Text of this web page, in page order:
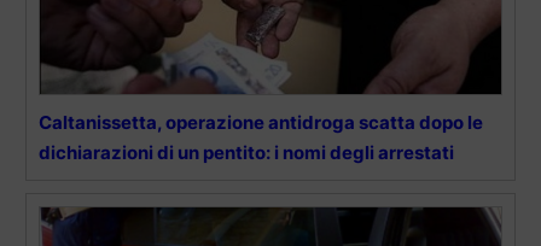
Caltanissetta, operazione antidroga scatta dopo le
dichiarazioni di un pentito: i nomi degli arrestati